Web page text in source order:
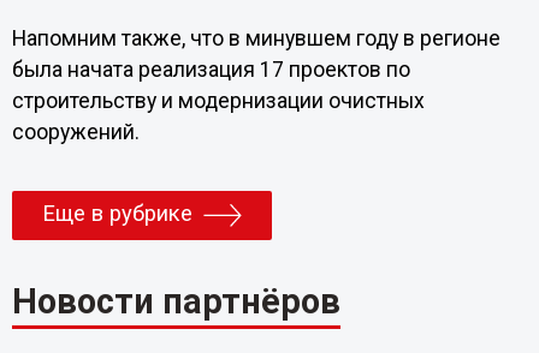
Напомним также, что в минувшем году в регионе
была начата реализация 17 проектов по
строительству и модернизации очистных
сооружений.
Еще в рубрике
Новости партнёров